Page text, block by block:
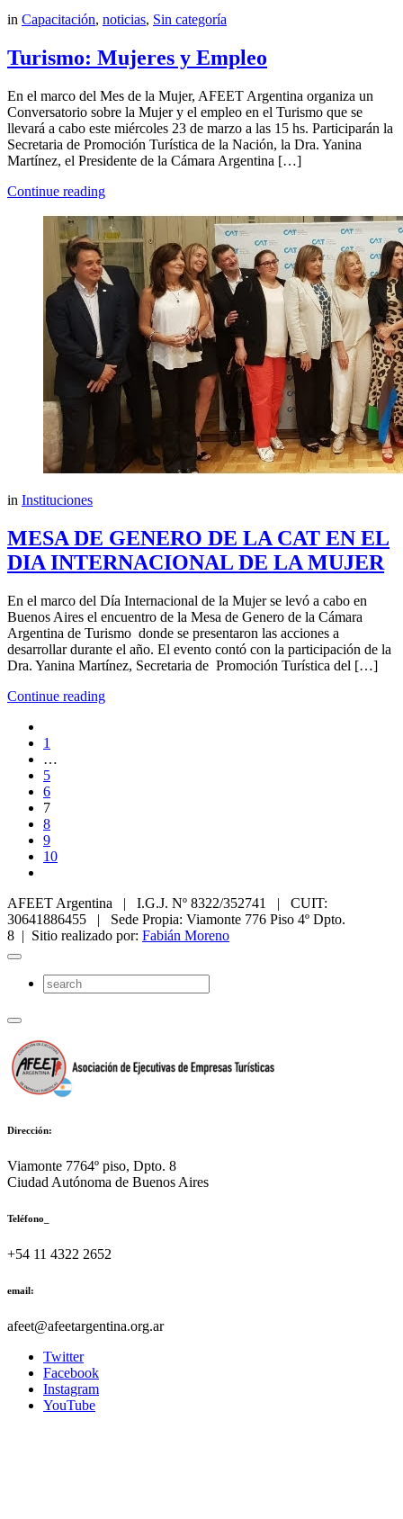
in Capacitación, noticias, Sin categoría
Turismo: Mujeres y Empleo
En el marco del Mes de la Mujer, AFEET Argentina organiza un
Conversatorio sobre la Mujer y el empleo en el Turismo que se
llevará a cabo este miércoles 23 de marzo a las 15 hs. Participarán la
Secretaria de Promoción Turística de la Nación, la Dra. Yanina
Martínez, el Presidente de la Cámara Argentina […]
Continue reading
in Instituciones
MESA DE GENERO DE LA CAT EN EL
DIA INTERNACIONAL DE LA MUJER
En el marco del Día Internacional de la Mujer se levó a cabo en
Buenos Aires el encuentro de la Mesa de Genero de la Cámara
Argentina de Turismo donde se presentaron las acciones a
desarrollar durante el año. El evento contó con la participación de la
Dra. Yanina Martínez, Secretaria de Promoción Turística del […]
Continue reading
1
…
5
6
7
8
9
10
AFEET Argentina | I.G.J. Nº 8322/352741 | CUIT:
30641886455 | Sede Propia: Viamonte 776 Piso 4º Dpto.
8 | Sitio realizado por: Fabián Moreno
Dirección:
Viamonte 7764º piso, Dpto. 8
Ciudad Autónoma de Buenos Aires
Teléfono_
+54 11 4322 2652
email:
afeet@afeetargentina.org.ar
Twitter
Facebook
Instagram
YouTube